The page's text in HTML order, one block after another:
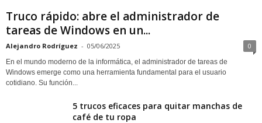
Truco rápido: abre el administrador de
tareas de Windows en un...
Alejandro Rodríguez - 05/06/2025 0
En el mundo moderno de la informática, el administrador de tareas de
Windows emerge como una herramienta fundamental para el usuario
cotidiano. Su función...
5 trucos eficaces para quitar manchas de
café de tu ropa